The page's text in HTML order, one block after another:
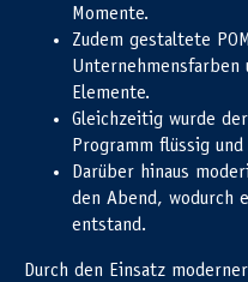
Momente.
Zudem gestaltete
Elemente.
Gleichzeitig wurde
Programm flüssig
Darüber hinaus
den Abend, wodurch
entstand.
Durch den Einsatz